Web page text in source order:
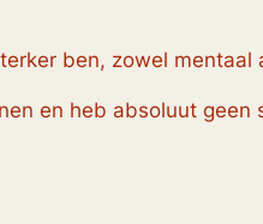
ben, zowel mentaal
en heb absoluut geen